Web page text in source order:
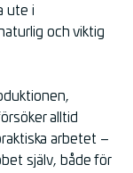
ute i
och viktig
alltid
arbetet –
själv, både för